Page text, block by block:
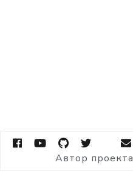
Автор проекта